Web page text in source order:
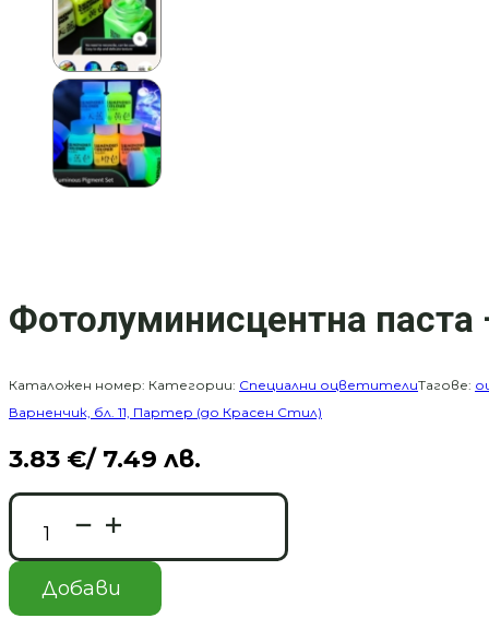
Фотолуминисцентна паста
Каталожен номер: Категории: Специални оцветителиТагове:
Варненчик, бл. 11, Партер (до Красен Стил)
3.83 €/ 7.49 лв.
количество
за
Фотолуминисцентна
паста
–
Yellow
Добави